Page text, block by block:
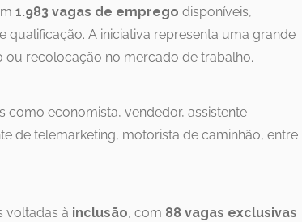
1.983 vagas de emprego disponíveis,
qualificação. A iniciativa representa uma grande
recolocação no mercado de trabalho.
como economista, vendedor, assistente
de telemarketing, motorista de caminhão, entre
voltadas à inclusão, com 88 vagas exclusivas